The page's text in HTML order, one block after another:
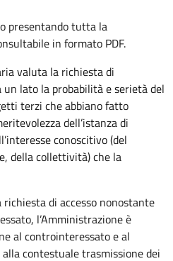
presentando tutta la
in formato PDF.
valuta la richiesta di
un lato la probabilità e serietà del
terzi che abbiano fatto
dell’istanza di
conoscitivo (del
della collettività) che la
di accesso nonostante
l’Amministrazione è
al controinteressato e al
contestuale trasmissione dei